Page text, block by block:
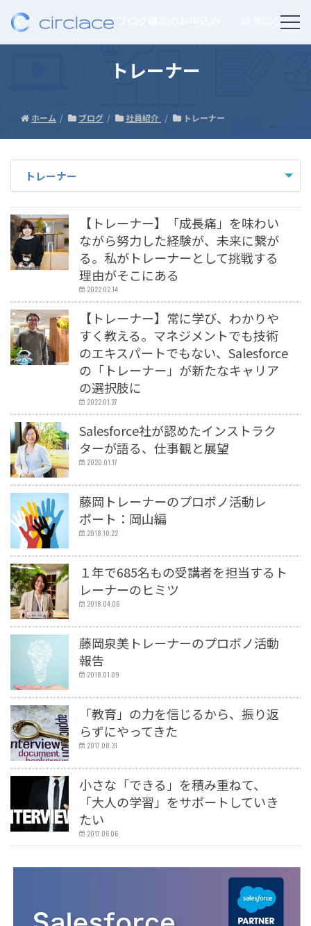
読者になる
トレーナー
ホーム ブログ 社員紹介 トレーナー
トレーナー
ITトピックス
Agave
海外人事のトピック
海外赴任者に関する労務問題
Agaveイベント
Salesforce
Salesforceの使い方
Salesforce開発
Salesforce運用
Salesforceを学ぶ
Salesforceイベント
Anaplan
Anaplan導入・運用サービス
Anaplanイベント
社員紹介
エンジニア
セールス
コンサルタント
トレーナー
その他
サークレイスについて
社長メッセージ
イベント
サークレイス情報
【トレーナー】「成長痛」を味わい
ながら努力した経験が、未来に繋が
る。私がトレーナーとして挑戦する
理由がそこにある
2022.02.14
【トレーナー】常に学び、わかりや
すく教える。マネジメントでも技術
のエキスパートでもない、Salesforce
の「トレーナー」が新たなキャリア
の選択肢に
2022.01.27
Salesforce社が認めたインストラク
ターが語る、仕事観と展望
2020.01.17
藤岡トレーナーのプロボノ活動レ
ポート：岡山編
2018.10.22
１年で685名もの受講者を担当するト
レーナーのヒミツ
2018.04.06
藤岡泉美トレーナーのプロボノ活動
報告
2018.01.09
「教育」の力を信じるから、振り返
らずにやってきた
2017.08.31
小さな「できる」を積み重ねて、
「大人の学習」をサポートしていき
たい
2017.06.06